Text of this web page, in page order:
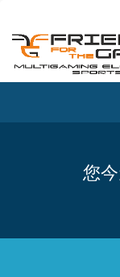
您